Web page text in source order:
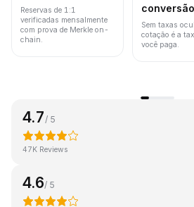
Reservas de 1:1
verificadas mensalmente
com prova de Merkle on-
chain.
conversão
Sem taxas
cotação é a
você paga.
4.7/ 5
47K Reviews
4.6/ 5